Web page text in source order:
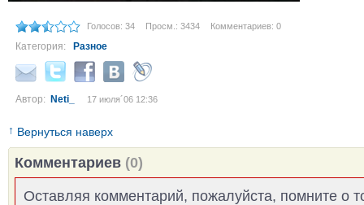
Голосов: 34 Просм.: 3434 Комментариев: 0
Категория: Разное
Автор: Neti_ 17 июля´06 12:36
↑ Вернуться наверх
Комментариев (0)
Оставляя комментарий, пожалуйста, помните о